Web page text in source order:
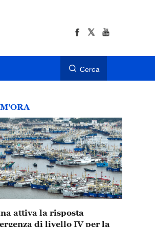
Cerca
attiva la risposta
di livello IV per la